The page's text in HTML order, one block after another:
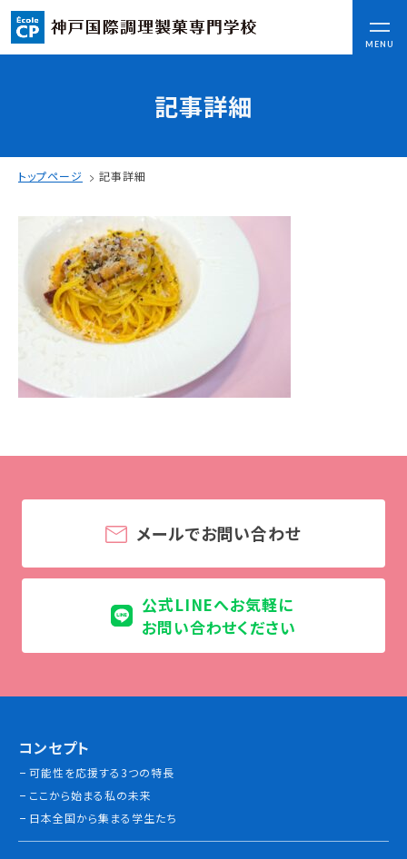
MENU
CLOSE
ここから始まる私の未来
入学情報
AO入試
指定校推薦入試
一般入試
学校案内
学費・奨学金
本校独自の学費サポート制度
住まいサポート
資格・就職
資格について
記事詳細
トップページ 記事詳細
メールでお問い合わせ
公式LINEへお気軽に
お問い合わせください
コンセプト
可能性を応援する3つの特長
ここから始まる私の未来
日本全国から集まる学生たち